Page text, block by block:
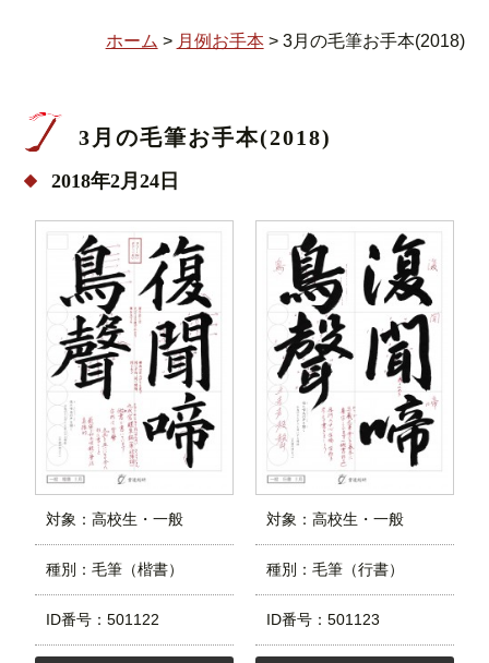
ホーム > 月例お手本> 3月の毛筆お手本(2018)
3月の毛筆お手本(2018)
2018年2月24日
対象：高校生・一般
種別：毛筆（楷書）
ID番号：501122
対象：高校生・一般
種別：毛筆（行書）
ID番号：501123